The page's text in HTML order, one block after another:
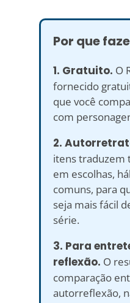
Por que
1. Gratuito. O
fornecido
que você
com
2.
itens traduzem
em escolhas,
comuns, para
seja mais fácil
série.
3. Para
reflexão. O
comparação
autorreflexão,